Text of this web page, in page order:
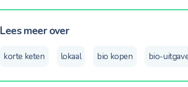
Lees meer over
korte keten lokaal bio kopen bio-